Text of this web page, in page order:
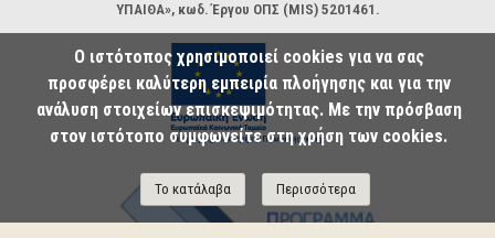
ΥΠΑΙΘΑ», κωδ. Έργου ΟΠΣ (MIS) 5201461.
Ο ιστότοπος χρησιμοποιεί cookies για να σας
προσφέρει καλύτερη εμπειρία πλοήγησης και για την
ανάλυση στοιχείων επισκεψιμότητας. Με την πρόσβαση
στον ιστότοπο συμφωνείτε στη χρήση των cookies.
Το κατάλαβα Περισσότερα